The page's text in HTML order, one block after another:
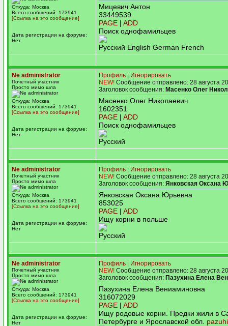
Откуда: Москва
Всего сообщений: 173941
[Ссылка на это сообщение]
Дата регистрации на форуме:
Нет
Мицевич Антон
33449539
PAGE | ADD
Поиск однофамильцев
Русский English German French
Ne administrator
Почетный участник
Просто мимо шла
Откуда: Москва
Всего сообщений: 173941
[Ссылка на это сообщение]
Дата регистрации на форуме:
Нет
Профиль
Игнорировать
NEW! Сообщение отправлено: 28 августа
Заголовок сообщения: Масенко Олег
Масенко Олег Николаевич
1602351
PAGE | ADD
Поиск однофамильцев
Русский
Ne administrator
Почетный участник
Просто мимо шла
Откуда: Москва
Всего сообщений: 173941
[Ссылка на это сообщение]
Дата регистрации на форуме:
Нет
Профиль
Игнорировать
NEW! Сообщение отправлено: 28 августа
Заголовок сообщения: Янковская Оксана
Янковская Оксана Юрьевна
853025
PAGE | ADD
Ищу корни в польше
Русский
Ne administrator
Почетный участник
Просто мимо шла
Откуда: Москва
Всего сообщений: 173941
[Ссылка на это сообщение]
Дата регистрации на форуме:
Нет
Профиль
Игнорировать
NEW! Сообщение отправлено: 28 августа
Заголовок сообщения: Пазухина Елена
Пазухина Елена Вениаминовна
316072029
PAGE | ADD
Ищу родовые корни. Предки жили в
Петербурге и Ярославской обл.